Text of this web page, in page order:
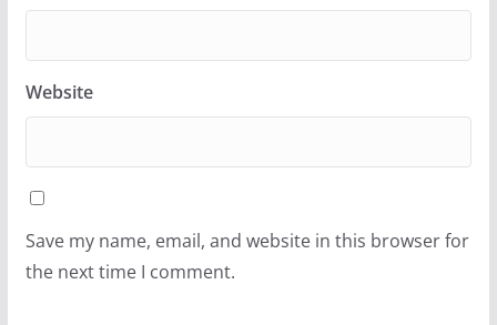
Website
Save my name, email, and website in this browser for
the next time I comment.